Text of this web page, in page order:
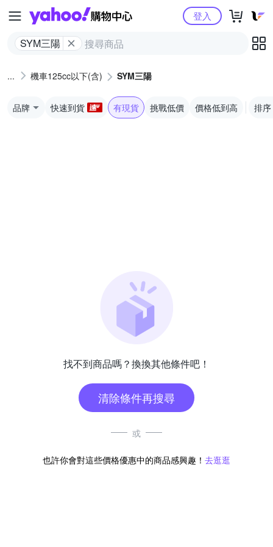
Yahoo購物中心
SYM三陽
登入
機車125cc以下(含) SYM三陽
品牌 快速到貨 有現貨 挑戰低價 價格低到高 排序
找不到商品嗎？換換其他條件吧！
清除條件再搜尋
或
也許你會對這些價格優惠中的商品感興趣！ 去逛逛